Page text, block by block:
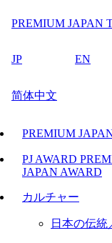
PREMIUM JAPAN
JP EN
简体中文
PREMIUM
PJ AWARD
JAPAN AWARD
カルチャー
日本の伝統